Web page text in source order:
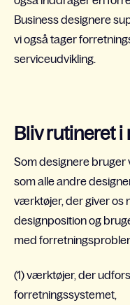
Business designere
vi også tager
serviceudvikling.
Bliv rutineret
Som designere
som alle andre
værktøjer, der giver os
designposition og
med
(1) værktøjer, der
forretningssystemet,